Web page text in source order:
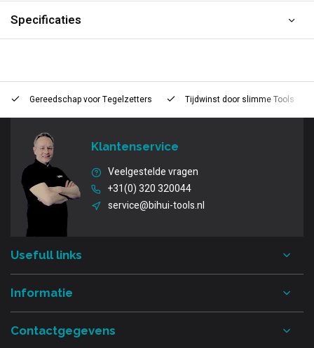
Specificaties
Gereedschap voorTegelzetters Tijdwinst door slimme Tools
Klantenservice
Veelgestelde vragen
+31(0) 320 320044
service@bihui-tools.nl
Usefull links
Informatie
Contactgegevens